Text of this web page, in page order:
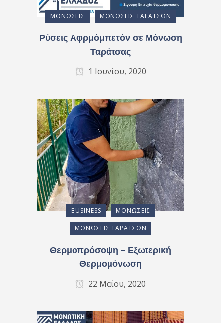
ΜΟΝΏΣΕΙΣ ΜΟΝΏΣΕΙΣ ΤΑΡΑΤΣΏΝ
Ρύσεις Αφρμόμπετόν σε Μόνωση
Ταράτσας
1 Ιουνίου, 2020
BUSINESS ΜΟΝΏΣΕΙΣ
ΜΟΝΏΣΕΙΣ ΤΑΡΑΤΣΏΝ
Θερμοπρόσοψη – Εξωτερική
Θερμομόνωση
22 Μαΐου, 2020